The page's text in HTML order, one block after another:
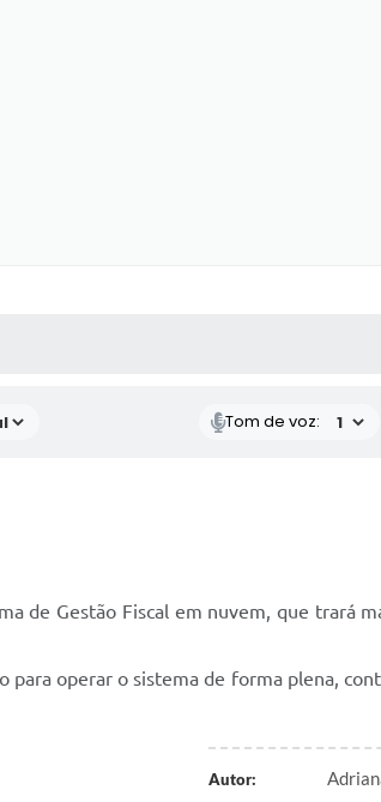
Tom de voz:
de Gestão Fiscal em nuvem, que trará
para operar o sistema de forma plena,
Autor: